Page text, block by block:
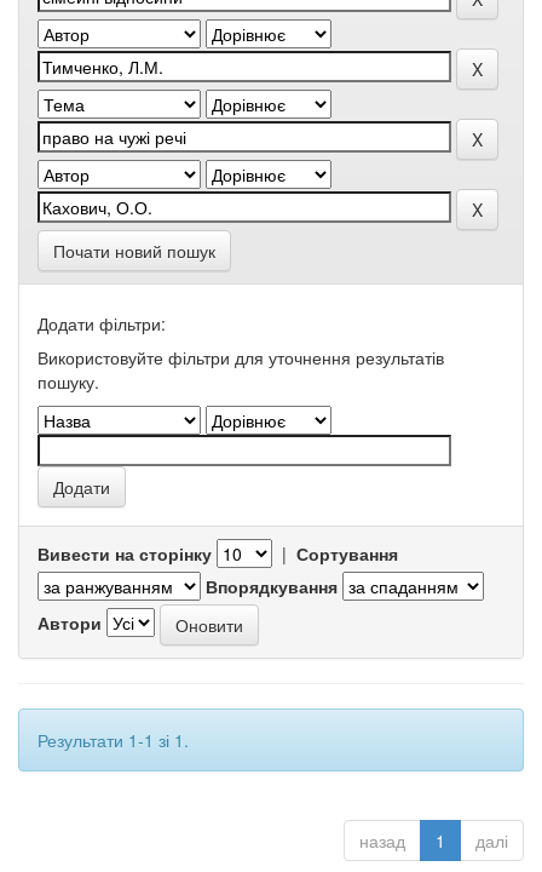
Почати новий пошук
Додати фільтри:
Використовуйте фільтри для уточнення результатів
пошуку.
Вивести на сторінку | Сортування
Впорядкування
Автори
Результати 1-1 зі 1.
назад 1 далі